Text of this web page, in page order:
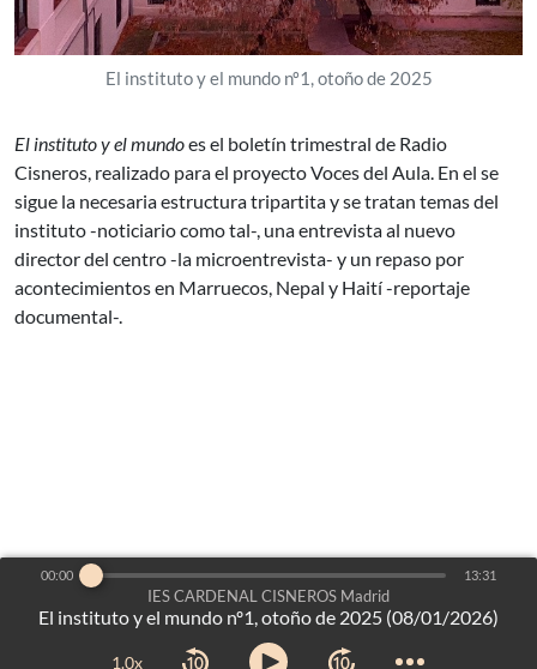
IES CARDENAL CISNEROS Madrid
El instituto y el mundo nº1, otoño de 2025 (08/01/2026)
1.0x
00:00 13:31
El instituto y el mundo nº1, otoño de 2025
El instituto y el mundoes el boletín trimestral de Radio
Cisneros, realizado para el proyecto Voces del Aula. En el se
sigue la necesaria estructura tripartita y se tratan temas del
instituto -noticiario como tal-, una entrevista al nuevo
director del centro -la microentrevista- y un repaso por
acontecimientos en Marruecos, Nepal y Haití -reportaje
documental-.
©2026 - Voces del Aulaes un proyecto de:
Dirección General de Bilingüismo y Calidad de la Enseñanza